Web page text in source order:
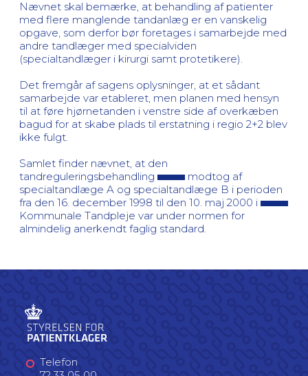
Nævnet skal bemærke, at behandling af patienter
med flere manglende tandanlæg er en vanskelig
opgave, som derfor bør foretages i samarbejde med
andre tandlæger med specialviden
(specialtandlæger i kirurgi samt protetikere).
Det fremgår af sagens oplysninger, at et sådant
samarbejde var etableret, men planen med hensyn
til at føre hjørnetanden i venstre side af overkæben
bagud for at skabe plads til erstatning i regio 2+2 blev
ikke fulgt.
Samlet finder nævnet, at den
tandreguleringsbehandling
modtog af
specialtandlæge A og specialtandlæge B i perioden
fra den 16. december 1998 til den 10. maj 2000 i
Kommunale Tandpleje var under normen for
almindelig anerkendt faglig standard.
Telefon